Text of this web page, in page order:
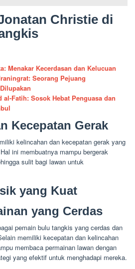
Christie di
Menakar Kecerdasan dan Kelucuan
Seorang Pejuang
al-Fatih: Sosok Hebat Penguasa dan
Kecepatan Gerak
kelincahan dan kecepatan gerak yang
ini membuatnya mampu bergerak
sulit bagi lawan untuk
yang Kuat
yang Cerdas
pemain bulu tangkis yang cerdas dan
memiliki kecepatan dan kelincahan
membaca permainan lawan dengan
yang efektif untuk menghadapi mereka.